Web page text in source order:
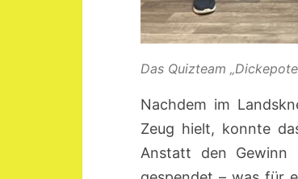
Das Quizteam
Nachdem im
Zeug hielt, konnte
Anstatt den Gewinn